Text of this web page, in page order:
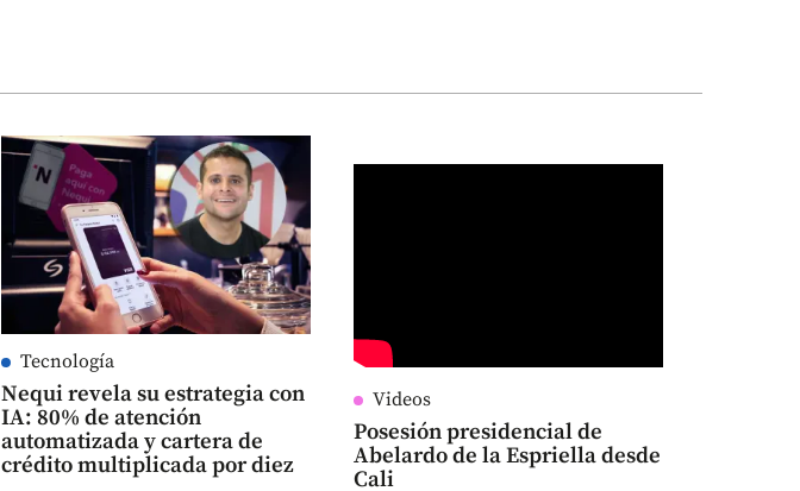
Tecnología
Nequi revela su estrategia con
IA: 80% de atención
automatizada y cartera de
crédito multiplicada por diez
Videos
Posesión presidencial de
Abelardo de la Espriella desde
Cali